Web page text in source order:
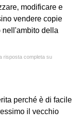
modificare e
vendere copie
nell'ambito della
risposta completa su
perché è di facile
il vecchio